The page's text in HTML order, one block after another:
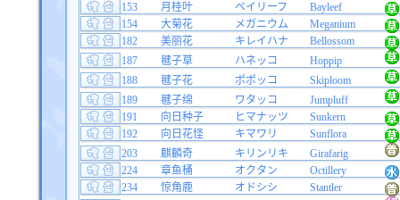
153
月桂叶 ベイリーフ
Bayleef
154
大菊花 メガニウム
Meganium
182
美丽花 キレイハナ
Bellossom
187
毽子草 ハネッコ
Hoppip
188
毽子花 ポポッコ
Skiploom
189
毽子绵 ワタッコ
Jumpluff
191
向日种子 ヒマナッツ
Sunkern
192
向日花怪 キマワリ
Sunflora
203
麒麟奇 キリンリキ
Girafarig
224
章鱼桶 オクタン
Octillery
234
惊角鹿 オドシシ
Stantler